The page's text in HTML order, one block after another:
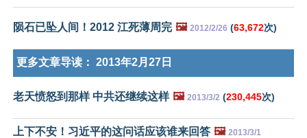
陨石已坠人间！2012 江死薄周完 🖼️ 2012/2/26 (63,672次)
更多文章导读： 2013年2月27日
老天愤怒到那样 中共还继续这样 🖼️ 2013/3/2 (230,445次)
上下不安！习近平的这问话应该谁来回答 🖼️ 2013/3/1